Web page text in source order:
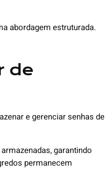
abordagem estruturada.
de
e gerenciar senhas de
garantindo
permanecem